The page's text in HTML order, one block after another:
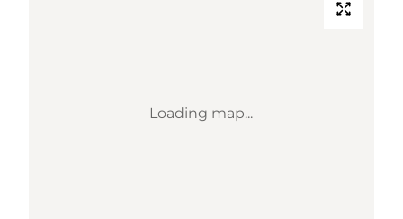
Loading map...